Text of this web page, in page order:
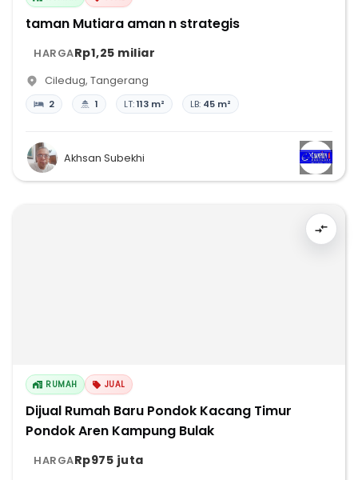
taman Mutiara aman n strategis
HARGARp1,25 miliar
Ciledug, Tangerang
2 1 LT:113 m² LB: 45 m²
Akhsan Subekhi
RUMAH JUAL
Dijual Rumah Baru Pondok Kacang Timur
Pondok Aren Kampung Bulak
HARGARp975 juta